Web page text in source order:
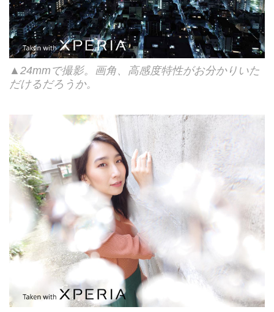
▲24mmで撮影。画角、高感度特性がお分かりいた
だけるだろうか。